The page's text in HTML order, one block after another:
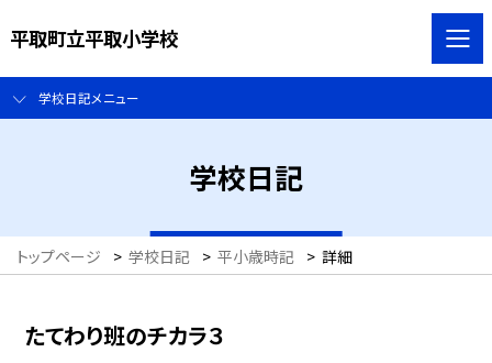
平取町立平取小学校
学校日記メニュー
学校日記
トップページ > 学校日記 > 平小歳時記 > 詳細
たてわり班のチカラ３